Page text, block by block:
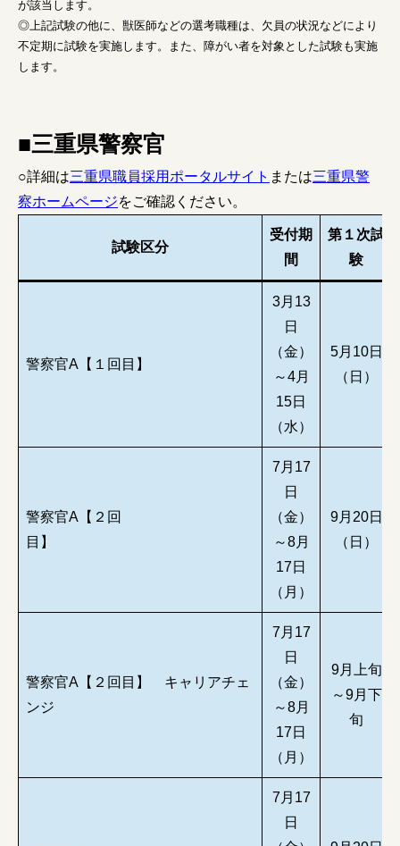
が該当します。
◎上記試験の他に、獣医師などの選考職種は、欠員の状況などにより
不定期に試験を実施します。また、障がい者を対象とした試験も実施
します。
■三重県警察官
○詳細は三重県職員採用ポータルサイト または三重県警
察ホームページをご確認ください。
試験区分
受付期
間
第１次試
験
警察官A【１回目】
3月13
日
（金）
～4月
15日
（水）
5月10日
（日）
警察官A【２回
目】
7月17
日
（金）
～8月
17日
（月）
9月20日
（日）
警察官A【２回目】 キャリアチェ
ンジ
7月17
日
（金）
～8月
17日
（月）
9月上旬
～9月下
旬
7月17
日